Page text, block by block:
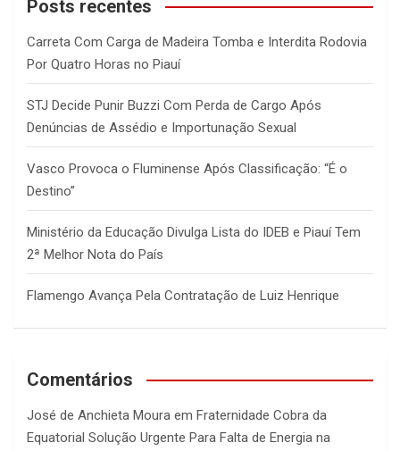
Posts recentes
Carreta Com Carga de Madeira Tomba e Interdita Rodovia
Por Quatro Horas no Piauí
STJ Decide Punir Buzzi Com Perda de Cargo Após
Denúncias de Assédio e Importunação Sexual
Vasco Provoca o Fluminense Após Classificação: “É o
Destino”
Ministério da Educação Divulga Lista do IDEB e Piauí Tem
2ª Melhor Nota do País
Flamengo Avança Pela Contratação de Luiz Henrique
Comentários
José de Anchieta Moura em Fraternidade Cobra da
Equatorial Solução Urgente Para Falta de Energia na